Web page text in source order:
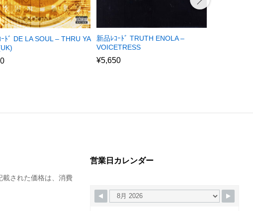
ﾄﾞ DE LA SOUL – THRU YA
新品ﾚｺｰﾄﾞ TRUTH ENOLA –
VOICETRESS
¥5,650
載された価格は、消費
営業日カレンダー